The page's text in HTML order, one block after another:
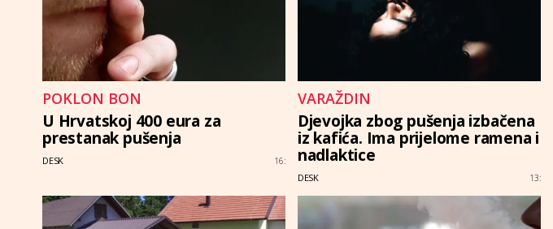
POKLON BON
U Hrvatskoj 400 eura za
prestanak pušenja
DESK 16:
VARAŽDIN
Djevojka zbog pušenja izbačena
iz kafića. Ima prijelome ramena i
nadlaktice
DESK 13: